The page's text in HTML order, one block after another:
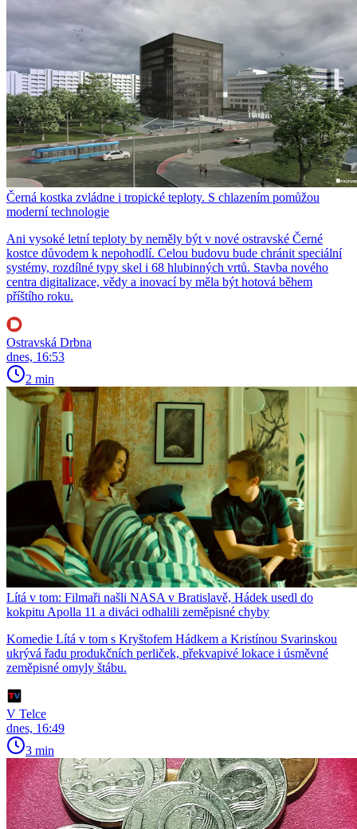
Černá kostka zvládne i tropické teploty. S chlazením pomůžou
moderní technologie
Ani vysoké letní teploty by neměly být v nové ostravské Černé
kostce důvodem k nepohodlí. Celou budovu bude chránit speciální
systémy, rozdílné typy skel i 68 hlubinných vrtů. Stavba nového
centra digitalizace, vědy a inovací by měla být hotová během
příštího roku.
Ostravská Drbna
dnes, 16:53
2 min
Lítá v tom: Filmaři našli NASA v Bratislavě, Hádek usedl do
kokpitu Apolla 11 a diváci odhalili zeměpisné chyby
Komedie Lítá v tom s Kryštofem Hádkem a Kristínou Svarinskou
ukrývá řadu produkčních perliček, překvapivé lokace i úsměvné
zeměpisné omyly štábu.
V Telce
dnes, 16:49
3 min